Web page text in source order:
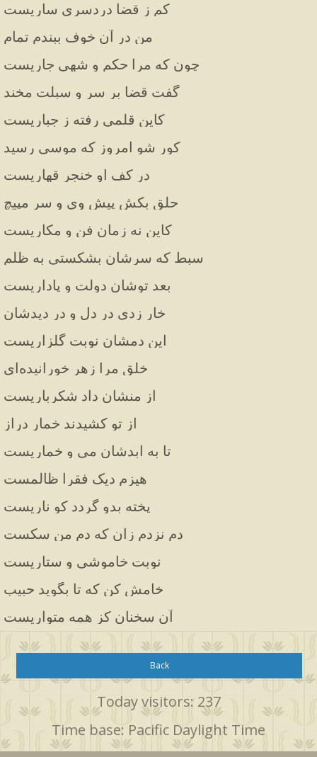
کم ز قضا دردسری ساریست
من در آن خوف ببندم تمام
چون که مرا حکم و شهی جاریست
گفت قضا بر سر و سبلت مخند
کاین قلمی رفته ز جباریست
کور شو امروز که موسی رسید
در کف او خنجر قهاریست
حلق بکش پیش وی و سر مپیچ
کاین نه زمان فن و مکاریست
سبط که سرشان بشکستی به ظلم
بعد توشان دولت و پاداریست
خار زدی در دل و در دیدشان
این دمشان نوبت گلزاریست
خلق مرا زهر خورانیده‌ای
از منشان داد شکرباریست
از تو کشیدند خمار دراز
تا به ابدشان می و خماریست
هیزم دیک فقرا ظالمست
پخته بدو گردد کو ناریست
دم نزدم زان که دم من سکست
نوبت خاموشی و ستاریست
خامش کن که تا بگوید حبیب
آن سخنان کز همه متواریست
Back
Today visitors: 237
Time base: Pacific Daylight Time